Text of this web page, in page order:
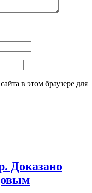
в этом браузере для
Доказано